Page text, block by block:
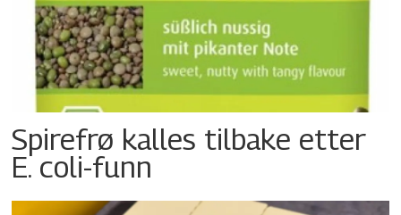
Spirefrø kalles tilbake etter
E. coli-funn